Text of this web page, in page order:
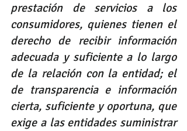
prestación de servicios a los
consumidores, quienes tienen el
derecho de recibir información
adecuada y suficiente a lo largo
de la relación con la entidad; el
de transparencia e información
cierta, suficiente y oportuna, que
exige a las entidades suministrar